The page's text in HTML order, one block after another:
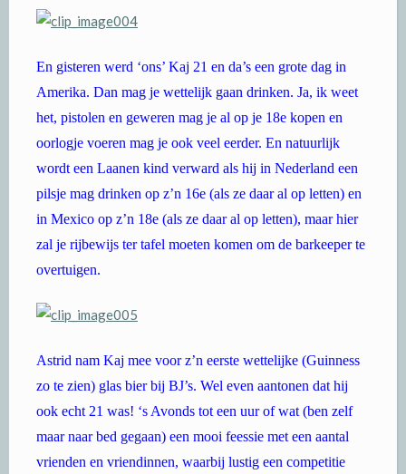
En gisteren werd ‘ons’ Kaj 21 en da’s een grote dag in
Amerika. Dan mag je wettelijk gaan drinken. Ja, ik weet
het, pistolen en geweren mag je al op je 18e kopen en
oorlogje voeren mag je ook veel eerder. En natuurlijk
wordt een Laanen kind verward als hij in Nederland een
pilsje mag drinken op z’n 16e (als ze daar al op letten) en
in Mexico op z’n 18e (als ze daar al op letten), maar hier
zal je rijbewijs ter tafel moeten komen om de barkeeper te
overtuigen.
Astrid nam Kaj mee voor z’n eerste wettelijke (Guinness
zo te zien) glas bier bij BJ’s. Wel even aantonen dat hij
ook echt 21 was! ‘s Avonds tot een uur of wat (ben zelf
maar naar bed gegaan) een mooi feessie met een aantal
vrienden en vriendinnen, waarbij lustig een competitie